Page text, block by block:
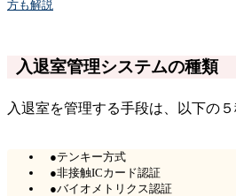
方も解説
入退室管理システムの種類
入退室を管理する手段は、以下の
●テンキー方式
●非接触ICカード認証
●バイオメトリクス認証